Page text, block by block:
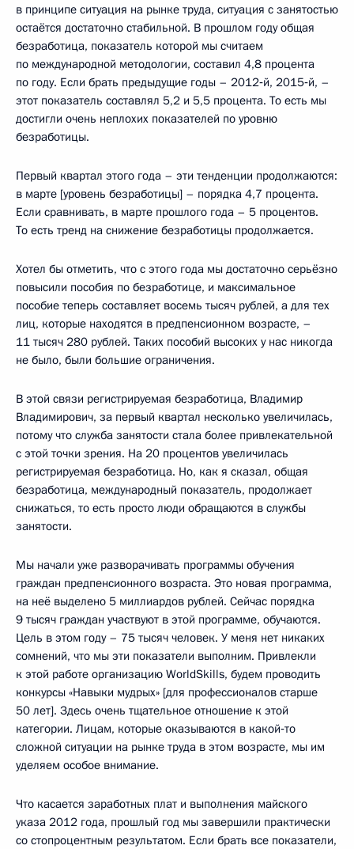
в принципе ситуация на рынке труда, ситуация с занятостью
остаётся достаточно стабильной. В прошлом году общая
безработица, показатель которой мы считаем
по международной методологии, составил 4,8 процента
по году. Если брать предыдущие годы – 2012‑й, 2015‑й, –
этот показатель составлял 5,2 и 5,5 процента. То есть мы
достигли очень неплохих показателей по уровню
безработицы.
Первый квартал этого года – эти тенденции продолжаются:
в марте [уровень безработицы] – порядка 4,7 процента.
Если сравнивать, в марте прошлого года – 5 процентов.
То есть тренд на снижение безработицы продолжается.
Хотел бы отметить, что с этого года мы достаточно серьёзно
повысили пособия по безработице, и максимальное
пособие теперь составляет восемь тысяч рублей, а для тех
лиц, которые находятся в предпенсионном возрасте, –
11 тысяч 280 рублей. Таких пособий высоких у нас никогда
не было, были большие ограничения.
В этой связи регистрируемая безработица, Владимир
Владимирович, за первый квартал несколько увеличилась,
потому что служба занятости стала более привлекательной
с этой точки зрения. На 20 процентов увеличилась
регистрируемая безработица. Но, как я сказал, общая
безработица, международный показатель, продолжает
снижаться, то есть просто люди обращаются в службы
занятости.
Мы начали уже разворачивать программы обучения
граждан предпенсионного возраста. Это новая программа,
на неё выделено 5 миллиардов рублей. Сейчас порядка
9 тысяч граждан участвуют в этой программе, обучаются.
Цель в этом году – 75 тысяч человек. У меня нет никаких
сомнений, что мы эти показатели выполним. Привлекли
к этой работе организацию WorldSkills, будем проводить
конкурсы «Навыки мудрых» [для профессионалов старше
50 лет]. Здесь очень тщательное отношение к этой
категории. Лицам, которые оказываются в какой‑то
сложной ситуации на рынке труда в этом возрасте, мы им
уделяем особое внимание.
Что касается заработных плат и выполнения майского
указа 2012 года, прошлый год мы завершили практически
со стопроцентным результатом. Если брать все показатели,